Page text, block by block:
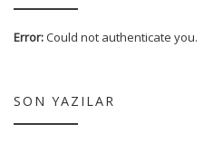
Error:Could not authenticate you.
SON YAZILAR